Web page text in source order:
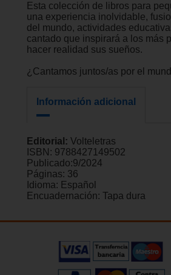
Esta colección de libros para
una experiencia inolvidable,
del mundo, actividades
cantado que inspirará a los más
hacer realidad sus sueños.
¿Cantamos juntos/as por el
Información adicional
Editorial: Volteletras
ISBN: 9788427149502
Publicado:9/2024
Páginas: 36
Idioma: Español
Encuadernación: Tapa dura